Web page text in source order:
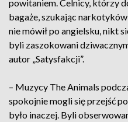
powitaniem. Celnicy, którzy
bagaże, szukając
nie mówił po angielsku, nikt
byli zaszokowani
autor „Satysfakcji”.
– Muzycy The Animals
spokojnie mogli się przejść
było inaczej. Byli